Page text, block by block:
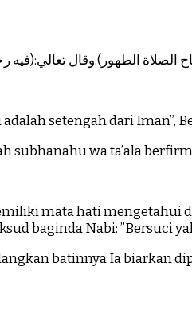
الطهور).وقال تعالي:(فيه رجال
setengah dari Iman”,
subhanahu wa ta’ala
mata hati
baginda Nabi: ”Bersuci
batinnya Ia biarkan